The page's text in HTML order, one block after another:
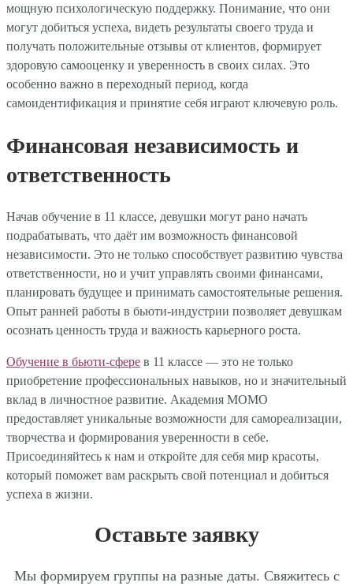
мощную психологическую поддержку. Понимание, что они
могут добиться успеха, видеть результаты своего труда и
получать положительные отзывы от клиентов, формирует
здоровую самооценку и уверенность в своих силах. Это
особенно важно в переходный период, когда
самоидентификация и принятие себя играют ключевую роль.
Финансовая независимость и
ответственность
Начав обучение в 11 классе, девушки могут рано начать
подрабатывать, что даёт им возможность финансовой
независимости. Это не только способствует развитию чувства
ответственности, но и учит управлять своими финансами,
планировать будущее и принимать самостоятельные решения.
Опыт ранней работы в бьюти-индустрии позволяет девушкам
осознать ценность труда и важность карьерного роста.
Обучение в бьюти-сфере в 11 классе — это не только
приобретение профессиональных навыков, но и значительный
вклад в личностное развитие. Академия МОМО
предоставляет уникальные возможности для самореализации,
творчества и формирования уверенности в себе.
Присоединяйтесь к нам и откройте для себя мир красоты,
который поможет вам раскрыть свой потенциал и добиться
успеха в жизни.
Оставьте заявку
Мы формируем группы на разные даты. Свяжитесь с